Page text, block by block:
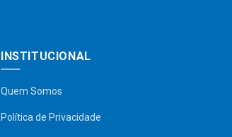
INSTITUCIONAL
Quem Somos
Política de Privacidade